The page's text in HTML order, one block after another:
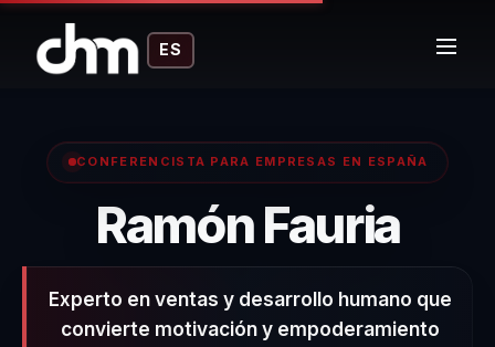
ES
CONFERENCISTA PARA EMPRESAS EN ESPAÑA
Ramón Fauria–
Experto en ventas y desarrollo humano que
convierte motivación y empoderamiento